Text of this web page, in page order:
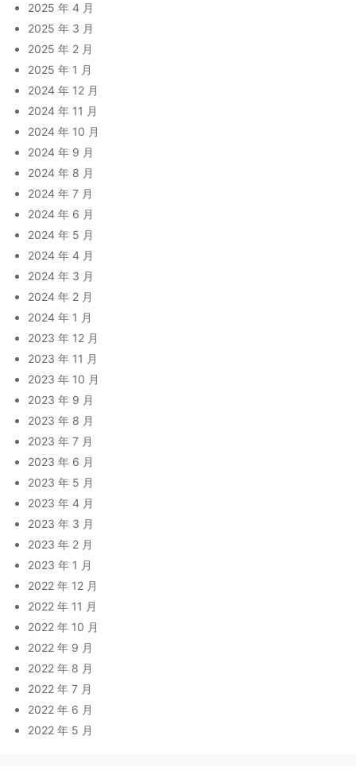
2025 年 4 月
2025 年 3 月
2025 年 2 月
2025 年 1 月
2024 年 12 月
2024 年 11 月
2024 年 10 月
2024 年 9 月
2024 年 8 月
2024 年 7 月
2024 年 6 月
2024 年 5 月
2024 年 4 月
2024 年 3 月
2024 年 2 月
2024 年 1 月
2023 年 12 月
2023 年 11 月
2023 年 10 月
2023 年 9 月
2023 年 8 月
2023 年 7 月
2023 年 6 月
2023 年 5 月
2023 年 4 月
2023 年 3 月
2023 年 2 月
2023 年 1 月
2022 年 12 月
2022 年 11 月
2022 年 10 月
2022 年 9 月
2022 年 8 月
2022 年 7 月
2022 年 6 月
2022 年 5 月